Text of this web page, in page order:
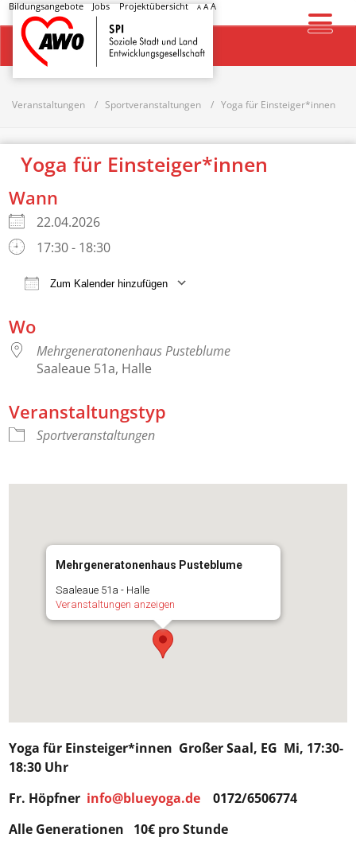
Bildungsangebote Jobs Projektübersicht A AA
Startseite
Veranstaltungen Sportveranstaltungen Yoga für Einsteiger*innen
Yoga für Einsteiger*innen
Wann
22.04.2026
17:30 - 18:30
Zum Kalender hinzufügen
Wo
Mehrgeneratonenhaus Pusteblume
Saaleaue 51a, Halle
Veranstaltungstyp
Sportveranstaltungen
Mehrgeneratonenhaus Pusteblume
Saaleaue 51a - Halle
Veranstaltungen anzeigen
Yoga für Einsteiger*innen Großer Saal, EG Mi, 17:30-
18:30 Uhr
Fr. Höpfner info@blueyoga.de 0172/6506774
Alle Generationen 10€ pro Stunde